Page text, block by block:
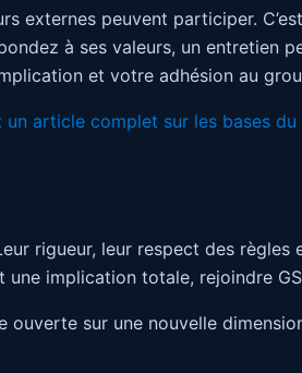
externes peuvent participer.
à ses valeurs, un entretien
et votre adhésion au
un article complet sur les bases
rigueur, leur respect des
une implication totale, rejoindre
sur une nouvelle